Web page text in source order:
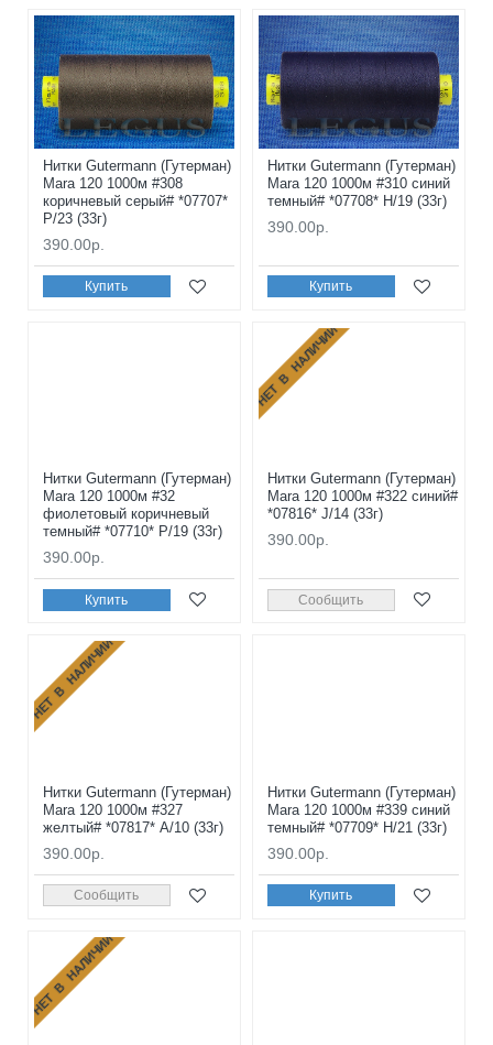
Нитки Gutermann (Гутерман)
Mara 120 1000м #308
коричневый серый# *07707*
P/23 (33г)
390.00р.
Купить
Нитки Gutermann (Гутерман)
Mara 120 1000м #310 синий
темный# *07708* H/19 (33г)
390.00р.
Купить
Нитки Gutermann (Гутерман)
Mara 120 1000м #32
фиолетовый коричневый
темный# *07710* P/19 (33г)
390.00р.
Купить
НЕТ В НАЛИЧИИ
Нитки Gutermann (Гутерман)
Mara 120 1000м #322 синий#
*07816* J/14 (33г)
390.00р.
Сообщить
НЕТ В НАЛИЧИИ
Нитки Gutermann (Гутерман)
Mara 120 1000м #327
желтый# *07817* A/10 (33г)
390.00р.
Сообщить
Нитки Gutermann (Гутерман)
Mara 120 1000м #339 синий
темный# *07709* H/21 (33г)
390.00р.
Купить
НЕТ В НАЛИЧИИ